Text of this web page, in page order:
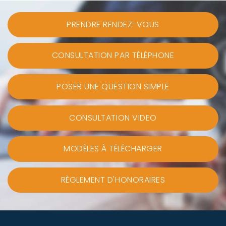
PRENDRE RENDEZ-VOUS
CONSULTATION PAR TÉLÉPHONE
POSER UNE QUESTION SIMPLE
CONSULTATION VIDEO
MODÈLES À TÉLÉCHARGER
RÈGLEMENT D'HONORAIRES